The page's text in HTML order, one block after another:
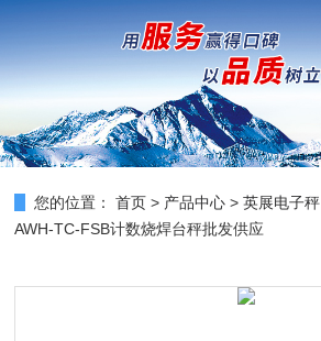
您的位置： 首页 > 产品中心 >英展电子秤
AWH-TC-FSB计数烧焊台秤批发供应